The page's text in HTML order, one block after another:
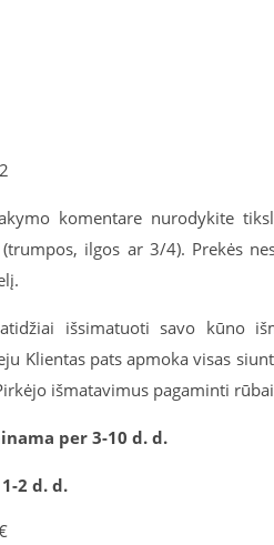
komentare nurodykite
ilgos ar 3/4). Prekės
išsimatuoti savo kūno
Klientas pats apmoka visas
išmatavimus pagaminti
per 3-10 d. d.
2 d. d.